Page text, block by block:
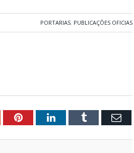
PORTARIAS, PUBLICAÇÕES OFICIAS
PinterestLinkedInTumblr